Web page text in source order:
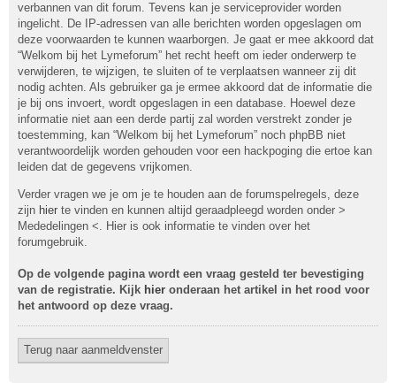
verbannen van dit forum. Tevens kan je serviceprovider worden
ingelicht. De IP-adressen van alle berichten worden opgeslagen om
deze voorwaarden te kunnen waarborgen. Je gaat er mee akkoord dat
“Welkom bij het Lymeforum” het recht heeft om ieder onderwerp te
verwijderen, te wijzigen, te sluiten of te verplaatsen wanneer zij dit
nodig achten. Als gebruiker ga je ermee akkoord dat de informatie die
je bij ons invoert, wordt opgeslagen in een database. Hoewel deze
informatie niet aan een derde partij zal worden verstrekt zonder je
toestemming, kan “Welkom bij het Lymeforum” noch phpBB niet
verantwoordelijk worden gehouden voor een hackpoging die ertoe kan
leiden dat de gegevens vrijkomen.
Verder vragen we je om je te houden aan de forumspelregels, deze
zijn hier te vinden en kunnen altijd geraadpleegd worden onder >
Mededelingen <. Hier is ook informatie te vinden over het
forumgebruik.
Op de volgende pagina wordt een vraag gesteld ter bevestiging
van de registratie. Kijk hier onderaan het artikel in het rood voor
het antwoord op deze vraag.
Terug naar aanmeldvenster